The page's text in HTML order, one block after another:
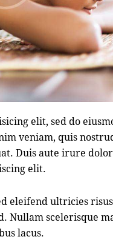
elit, sed do
veniam, quis
Duis aute irure
elit.
eleifend ultricies
Nullam scelerisque
lacus.